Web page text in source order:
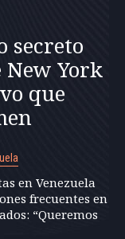
secreto
New York
que
en Venezuela
frecuentes en
“Queremos